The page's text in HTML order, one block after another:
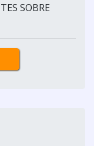
SOBRE